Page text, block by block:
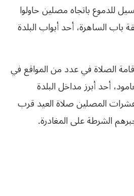
للدموع باتجاه مصلين حاولوا
باب الساهرة، أحد أبواب البلدة
الصلاة في عدد من المواقع في
أحد أبرز مداخل البلدة
المصلين صلاة العيد قرب
الشرطة على المغادرة.